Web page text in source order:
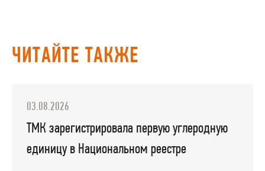
ЧИТАЙТЕ ТАКЖЕ
03.08.2026
ТМК зарегистрировала первую углеродную
единицу в Национальном реестре